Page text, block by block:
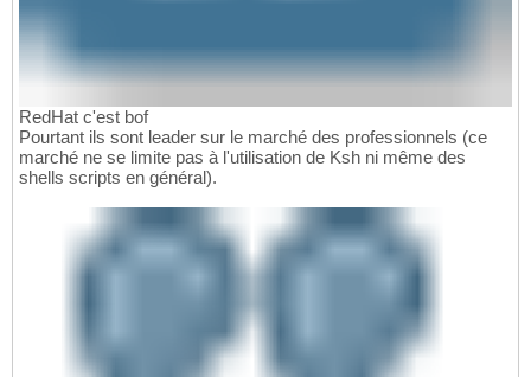
RedHat c'est bof
Pourtant ils sont leader sur le marché des professionnels (ce
marché ne se limite pas à l'utilisation de Ksh ni même des
shells scripts en général).